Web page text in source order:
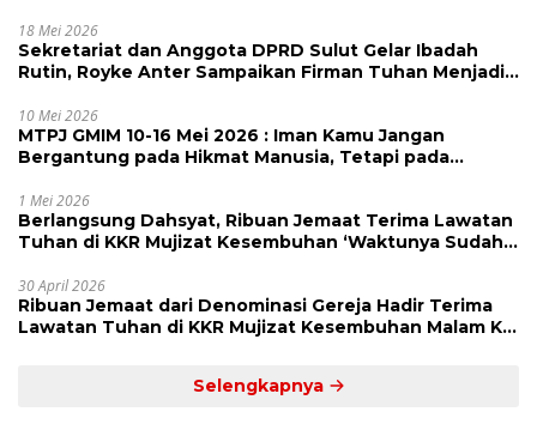
18 Mei 2026
Sekretariat dan Anggota DPRD Sulut Gelar Ibadah
Rutin, Royke Anter Sampaikan Firman Tuhan Menjadi
10 Mei 2026
MTPJ GMIM 10-16 Mei 2026 : Iman Kamu Jangan
Bergantung pada Hikmat Manusia, Tetapi pada
1 Mei 2026
Berlangsung Dahsyat, Ribuan Jemaat Terima Lawatan
Tuhan di KKR Mujizat Kesembuhan ‘Waktunya Sudah
30 April 2026
Ribuan Jemaat dari Denominasi Gereja Hadir Terima
Lawatan Tuhan di KKR Mujizat Kesembuhan Malam Ke
Selengkapnya